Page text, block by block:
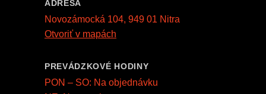
ADRESA
Novozámocká 104, 949 01 Nitra
Otvoriť v mapách
PREVÁDZKOVÉ HODINY
PON – SO: Na objednávku